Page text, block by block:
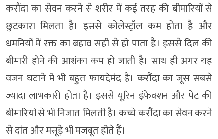
करौंदा का सेवन करने से शरीर में कई तरह की बीमारियों से
छुटकारा मिलता है। इससे कोलेस्ट्रॉल कम होता है और
धमनियों में रक्त का बहाव सही से हो पाता है। इससे दिल की
बीमारी होने की आशंका कम हो जाती है। साथ ही अगर यह
वजन घटाने में भी बहुत फायदेमंद है। करौंदा का जूस सबसे
ज्यादा लाभकारी होता है। इससे यूरिन इंफेक्शन और पेट की
बीमारियों से भी निजात मिलती है। कच्चे करौंदा का सेवन करने
से दांत और मसूड़े भी मजबूत होते हैं।